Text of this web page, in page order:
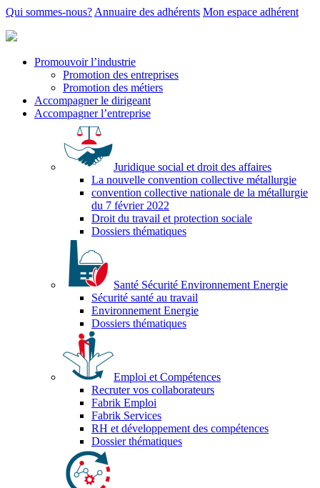
Qui sommes-nous? Annuaire des adhérents Mon espace adhérent
Promouvoir l’industrie
Promotion des entreprises
Promotion des métiers
Accompagner le dirigeant
Accompagner l’entreprise
Juridique social et droit des affaires
La nouvelle convention collective métallurgie
convention collective nationale de la métallurgie
du 7 février 2022
Droit du travail et protection sociale
Dossiers thématiques
Santé Sécurité Environnement Energie
Sécurité santé au travail
Environnement Energie
Dossiers thématiques
Emploi et Compétences
Recruter vos collaborateurs
Fabrik Emploi
Fabrik Services
RH et développement des compétences
Dossier thématiques